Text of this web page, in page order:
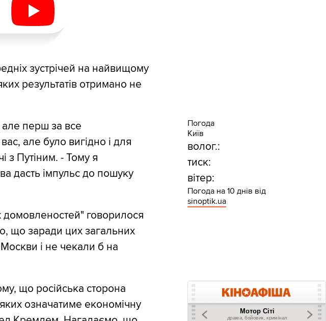
зустрічей на найвищому
результатів отримано не
але перш за все
але було вигідно і для
з Путіним. - Тому я
дасть імпульс до пошуку
домовленостей" говорилося
що заради цих загальних
і не чекали б на
що російська сторона
означатиме економічну
Погода
Київ
волог.:
тиск:
вітер:
Погода на 10 днів від
sinoptik.ua